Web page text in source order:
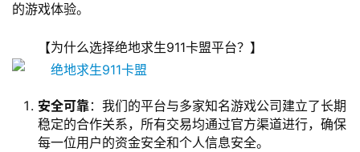
的游戏体验。
【为什么选择绝地求生911卡盟平台？】
安全可靠：我们的平台与多家知名游戏公司建立了长期
稳定的合作关系，所有交易均通过官方渠道进行，确保
每一位用户的资金安全和个人信息安全。